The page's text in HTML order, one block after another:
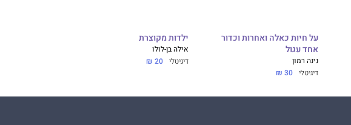
על חיות כאלה ואחרות וכדור
אחד עגול
נינה רמון
דיגיטלי 30 ₪
ילדות מקוצרת
אילה בן-לולו
דיגיטלי 20 ₪